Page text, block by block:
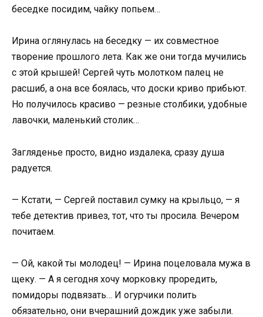
беседке посидим, чайку попьем…
Ирина оглянулась на беседку — их совместное
творение прошлого лета. Как же они тогда мучились
с этой крышей! Сергей чуть молотком палец не
расшиб, а она все боялась, что доски криво прибьют.
Но получилось красиво — резные столбики, удобные
лавочки, маленький столик…
Загляденье просто, видно издалека, сразу душа
радуется.
— Кстати, — Сергей поставил сумку на крыльцо, — я
тебе детектив привез, тот, что ты просила. Вечером
почитаем.
— Ой, какой ты молодец! — Ирина поцеловала мужа в
щеку. — А я сегодня хочу морковку проредить,
помидоры подвязать… И огурчики полить
обязательно, они вчерашний дождик уже забыли.